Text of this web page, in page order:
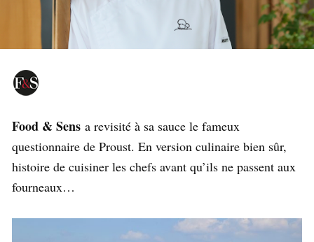
Food & Sens a revisité à sa sauce le fameux
questionnaire de Proust. En version culinaire bien sûr,
histoire de cuisiner les chefs avant qu’ils ne passent aux
fourneaux…